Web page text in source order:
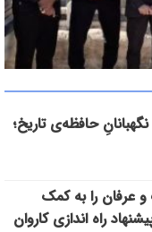
ورزش، فرهنگ و
حافظه‌ی تاریخ؛
و عرفان را به کمک
راه اندازی کاروان